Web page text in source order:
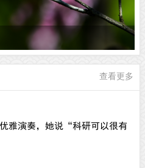
查看更多
雅演奏，她说“科研可以很有